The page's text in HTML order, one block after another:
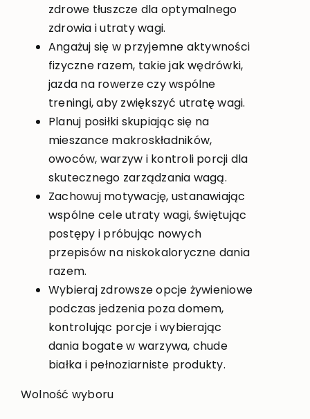
zdrowe tłuszcze dla optymalnego
zdrowia i utraty wagi.
Angażuj się w przyjemne aktywności
fizyczne razem, takie jak wędrówki,
jazda na rowerze czy wspólne
treningi, aby zwiększyć utratę wagi.
Planuj posiłki skupiając się na
mieszance makroskładników,
owoców, warzyw i kontroli porcji dla
skutecznego zarządzania wagą.
Zachowuj motywację, ustanawiając
wspólne cele utraty wagi, świętując
postępy i próbując nowych
przepisów na niskokaloryczne dania
razem.
Wybieraj zdrowsze opcje żywieniowe
podczas jedzenia poza domem,
kontrolując porcje i wybierając
dania bogate w warzywa, chude
białka i pełnoziarniste produkty.
Wolność wyboru